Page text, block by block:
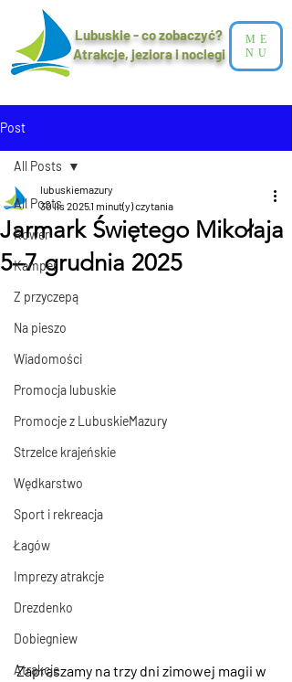
Lubuskie - co zobaczyć?
Atrakcje, jeziora i noclegi​
ME
NU
Post
All Posts
Rower
Kamper
Z przyczepą
Na pieszo
Wiadomości
Promocja lubuskie
Promocje z LubuskieMazury
Strzelce krajeńskie
Wędkarstwo
Sport i rekreacja
Łagów
Imprezy atrakcje
Drezdenko
Dobiegniew
Atrakcje
All Posts
Jarmark Świętego Mikołaja
5–7 grudnia 2025
lubuskiemazury
30 lis 20251 minut(y) czytania
Zapraszamy na trzy dni zimowej magii w